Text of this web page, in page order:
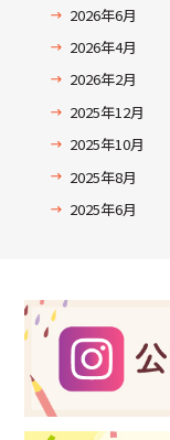
2026年6月
2026年4月
2026年2月
2025年12月
2025年10月
2025年8月
2025年6月